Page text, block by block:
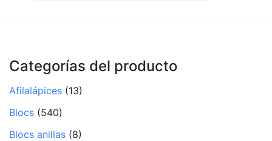
Categorías del producto
Afilalápices (13)
Blocs (540)
Blocs anillas (8)